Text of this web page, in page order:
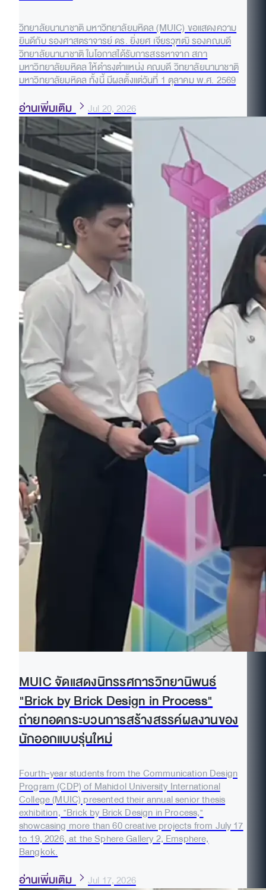
วิทยาลัยนานาชาติ มหาวิทยาลัยมหิดล (MUIC) ขอแสดงความ
ยินดีกับ รองศาสตราจารย์ ดร. ยิ่งยศ เจียรวุฑฒิ รองคณบดี
วิทยาลัยนานาชาติ ในโอกาสได้รับการสรรหาจาก สภา
มหาวิทยาลัยมหิดล ให้ดำรงตำแหน่ง คณบดี วิทยาลัยนานาชาติ
มหาวิทยาลัยมหิดล ทั้งนี้ มีผลตั้งแต่วันที่ 1 ตุลาคม พ.ศ. 2569
อ่านเพิ่มเติม Jul 20, 2026
MUIC จัดแสดงนิทรรศการวิทยานิพนธ์
"Brick by Brick Design in Process"
ถ่ายทอดกระบวนการสร้างสรรค์ผลงานของ
นักออกแบบรุ่นใหม่
Fourth-year students from the Communication Design
Program (CDP) of Mahidol University International
College (MUIC) presented their annual senior thesis
exhibition, "Brick by Brick Design in Process,"
showcasing more than 60 creative projects from July 17
to 19, 2026, at the Sphere Gallery 2, Emsphere,
Bangkok.
อ่านเพิ่มเติม Jul 17, 2026